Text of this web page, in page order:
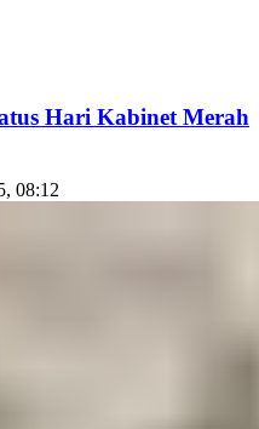
Hari Kabinet Merah
08:12